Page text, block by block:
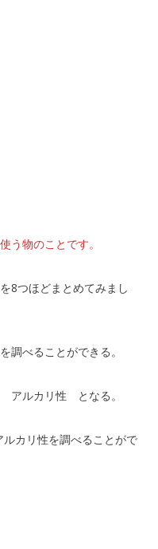
う物のことです。
8つほどまとめてみまし
べることができる。
リ性 となる。
リ性を調べることがで